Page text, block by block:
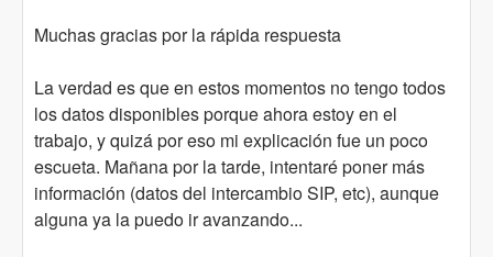
Muchas gracias por la rápida respuesta
La verdad es que en estos momentos no tengo todos
los datos disponibles porque ahora estoy en el
trabajo, y quizá por eso mi explicación fue un poco
escueta. Mañana por la tarde, intentaré poner más
información (datos del intercambio SIP, etc), aunque
alguna ya la puedo ir avanzando...